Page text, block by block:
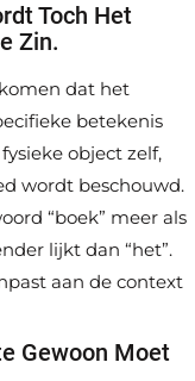
Toch Het
Zin.
dat het
betekenis
object zelf,
wordt beschouwd.
“boek” meer als
lijkt dan “het”.
aan de context
Gewoon Moet